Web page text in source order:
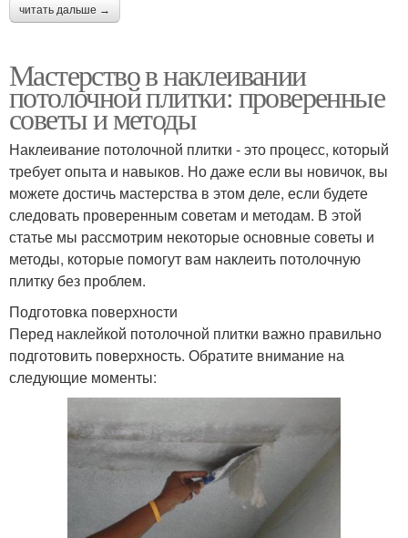
читать дальше →
Мастерство в наклеивании
потолочной плитки: проверенные
советы и методы
Наклеивание потолочной плитки - это процесс, который
требует опыта и навыков. Но даже если вы новичок, вы
можете достичь мастерства в этом деле, если будете
следовать проверенным советам и методам. В этой
статье мы рассмотрим некоторые основные советы и
методы, которые помогут вам наклеить потолочную
плитку без проблем.
Подготовка поверхности
Перед наклейкой потолочной плитки важно правильно
подготовить поверхность. Обратите внимание на
следующие моменты: